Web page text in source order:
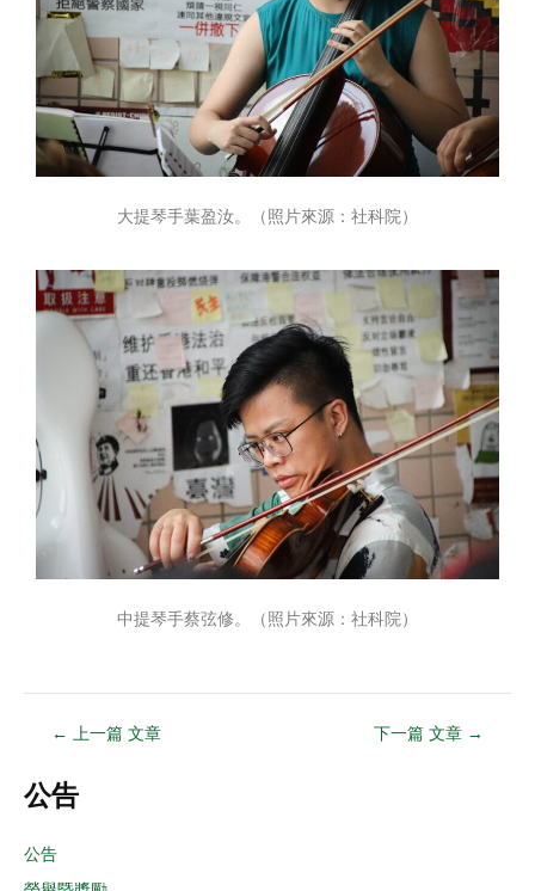
大提琴手葉盈汝。（照片來源：社科院）
中提琴手蔡弦修。（照片來源：社科院）
← 上一篇 文章 下一篇 文章 →
公告
公告